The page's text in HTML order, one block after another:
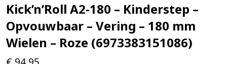
Kick’n’Roll A2-180 – Kinderstep –
Opvouwbaar – Vering – 180 mm
Wielen – Roze (6973383151086)